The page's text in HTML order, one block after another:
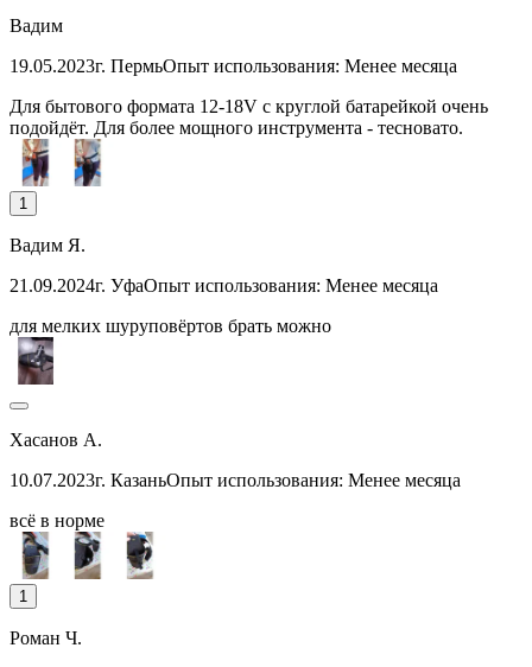
Вадим
19.05.2023г. ПермьОпыт использования: Менее месяца
Для бытового формата 12-18V с круглой батарейкой очень
подойдёт. Для более мощного инструмента - тесновато.
1
Вадим Я.
21.09.2024г. УфаОпыт использования: Менее месяца
для мелких шуруповёртов брать можно
Хасанов А.
10.07.2023г. КазаньОпыт использования: Менее месяца
всё в норме
1
Роман Ч.